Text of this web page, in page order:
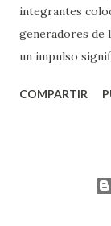
integrantes
generadores de
un impulso
muestra de su
compromiso de
COMPARTIR